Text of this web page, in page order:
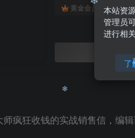
黄金会员 免费
疯狂收钱的实战销售信，编辑
本站资
管理员
进行相
了
❄